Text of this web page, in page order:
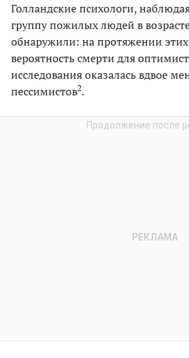
Голландские психологи,
группу пожилых людей в
обнаружили: на протяжении этих
вероятность смерти для
исследования оказалась вдвое
пессимистов2.